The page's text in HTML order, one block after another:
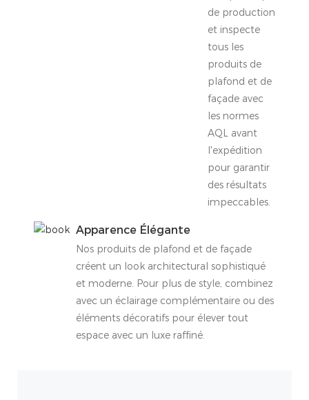
de production
et inspecte
tous les
produits de
plafond et de
façade avec
les normes
AQL avant
l'expédition
pour garantir
des résultats
impeccables.
Apparence Élégante
Nos produits de plafond et de façade
créent un look architectural sophistiqué
et moderne. Pour plus de style, combinez
avec un éclairage complémentaire ou des
éléments décoratifs pour élever tout
espace avec un luxe raffiné.